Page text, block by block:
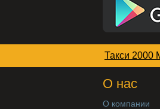
Такси 2000
О нас
О компании